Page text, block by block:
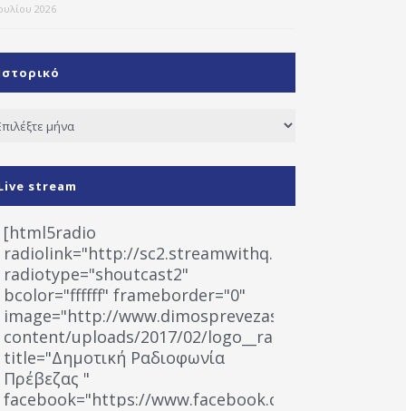
2026
stream
[html5radio
radiolink="http://sc2.streamwithq.com:8028/
radiotype="shoutcast2"
bcolor="ffffff" frameborder="0"
image="http://www.dimosprevezas.gr/wp-
content/uploads/2017/02/logo__radiofonias.jpg"
title="Δημοτική Ραδιοφωνία
Πρέβεζας "
facebook="https://www.facebook.com/